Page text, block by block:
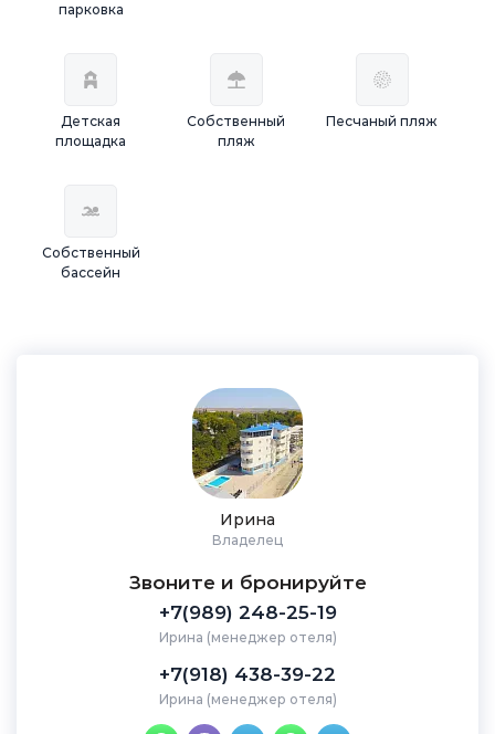
парковка
Детская
площадка
Собственный
пляж
Песчаный пляж
Собственный
бассейн
Ирина
Владелец
Звоните и бронируйте
+7(989) 248-25-19
Ирина (менеджер отеля)
+7(918) 438-39-22
Ирина (менеджер отеля)